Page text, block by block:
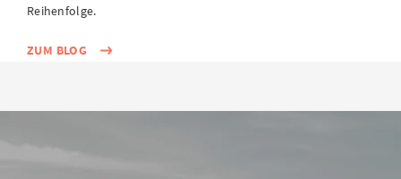
Reihenfolge.
ZUM BLOG